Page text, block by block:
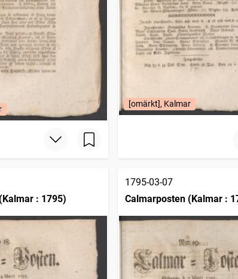
[omärkt], Kalmar
: 1795)
1795-03-07
Calmarposten (Kalmar :